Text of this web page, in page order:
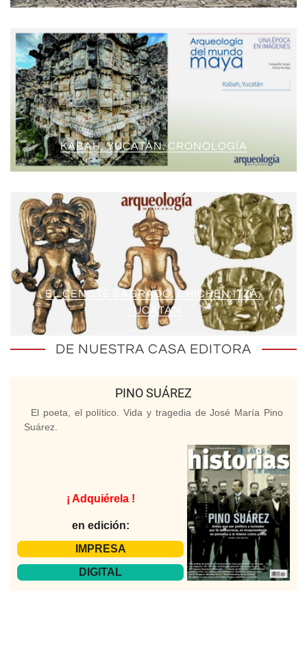
KABAH, YUCATÁN. CRONOLOGÍA
EL CENOTE SAGRADO, CHICHÉN ITZÁ,
YUCATÁN
DE NUESTRA CASA EDITORA
PINO SUÁREZ
El poeta, el político. Vida y tragedia de José María Pino
Suárez.
¡ Adquiérela !
en edición:
IMPRESA
DIGITAL